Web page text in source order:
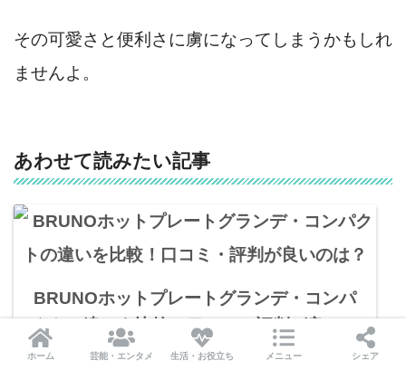
その可愛さと便利さに虜になってしまうかもしれ
ませんよ。
あわせて読みたい記事
BRUNOホットプレートグランデ・コンパ
クトの違いを比較！口コミ・評判が良いの
は？
ホーム 芸能・エンタメ 生活・お役立ち メニュー シェア